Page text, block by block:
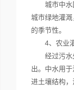
城市中水回
城市绿地灌
的季节性。
4、农业
经过污水处
出。中水用
进土壤结构